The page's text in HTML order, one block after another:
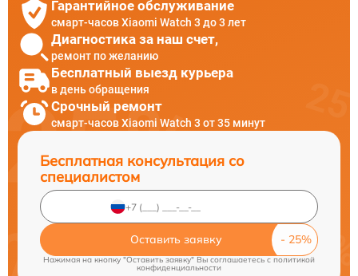
Гарантийное обслуживание
смарт-часов Xiaomi Watch 3 до 3 лет
Диагностика за наш счет,
ремонт по желанию
Бесплатный выезд курьера
в день обращения
Срочный ремонт
смарт-часов Xiaomi Watch 3 от 35 минут
Бесплатная консультация со
специалистом
Оставить заявку
Нажимая на кнопку "Оставить заявку" Вы соглашаетесь cполитикой
конфиденциальности